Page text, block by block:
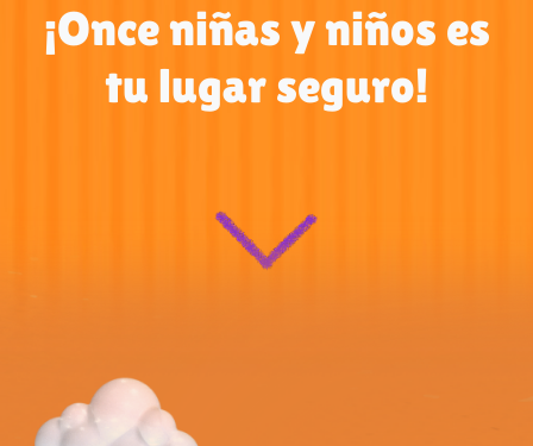
¡Once niñas y niños es
tu lugar seguro!